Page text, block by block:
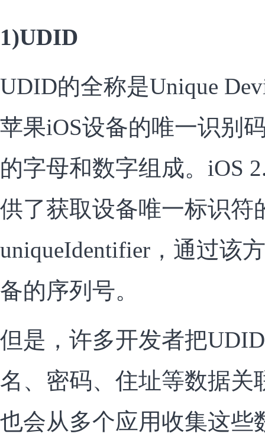
1)UDID
UDID的全称是Unique
苹果iOS设备的唯一识别
的字母和数字组成。iOS
供了获取设备唯一标识符
uniqueIdentifier，通过该
备的序列号。
但是，许多开发者把
名、密码、住址等数据关
也会从多个应用收集这些